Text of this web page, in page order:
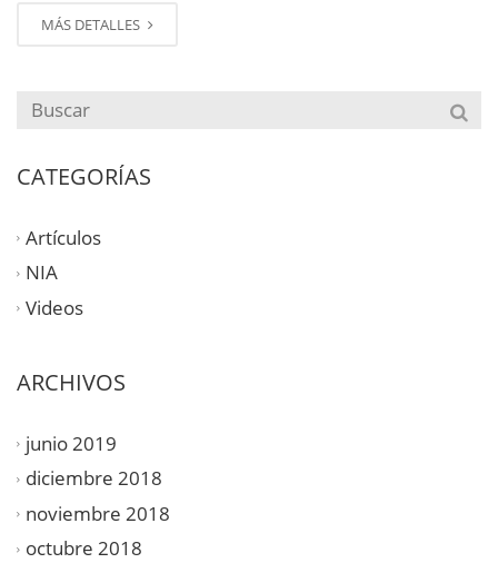
MÁS DETALLES
CATEGORÍAS
Artículos
NIA
Videos
ARCHIVOS
junio 2019
diciembre 2018
noviembre 2018
octubre 2018